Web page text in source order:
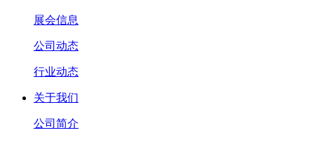
展会信息
公司动态
行业动态
关于我们
公司简介